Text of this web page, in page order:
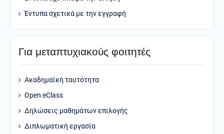
Έντυπα σχετικά με την εγγραφή
Για μεταπτυχιακούς φοιτητές
Ακαδημαϊκή ταυτότητα
Open eClass
Δηλώσεις μαθημάτων επιλογής
Διπλωματική εργασία